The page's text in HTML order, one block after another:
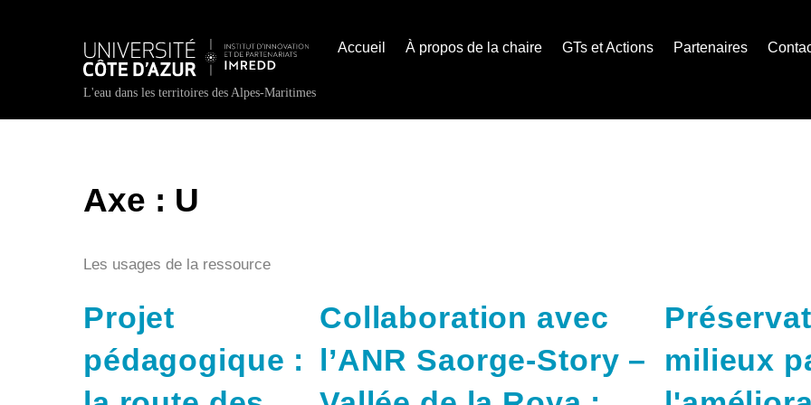
L'eau dans les territoires des Alpes-Maritimes
Accueil À propos de la chaire GTs et Actions Partenaires
Axe : U
Les usages de la ressource
Projet
pédagogique :
Collaboration avec
l’ANR Saorge-Story –
milieux